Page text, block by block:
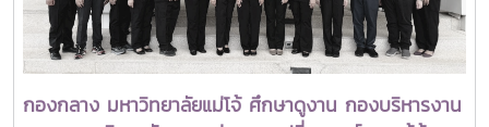
DAAD–SEARCA สู่ผู้นำมหาวิทยาลัยด้านการเกษตรรอง
ศาสตราจารย์ ดร.วีระพล ทองมา เป็นศิษย์เก่าของ University
of the Philippines Los Baños (UPLB) ประเทศฟิลิปปินส์
โดยได้รับทุนการศึกษาระดับปริญญาเอกจาก German
Academic Exchange Service (DAAD)–SEARCA
กองกลาง มหาวิทยาลัยแม่โจ้ ศึกษาดูงาน กองบริหารงาน